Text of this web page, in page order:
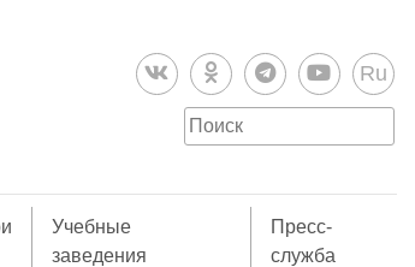
Ru
Учебные
заведения
Пресс-
служба